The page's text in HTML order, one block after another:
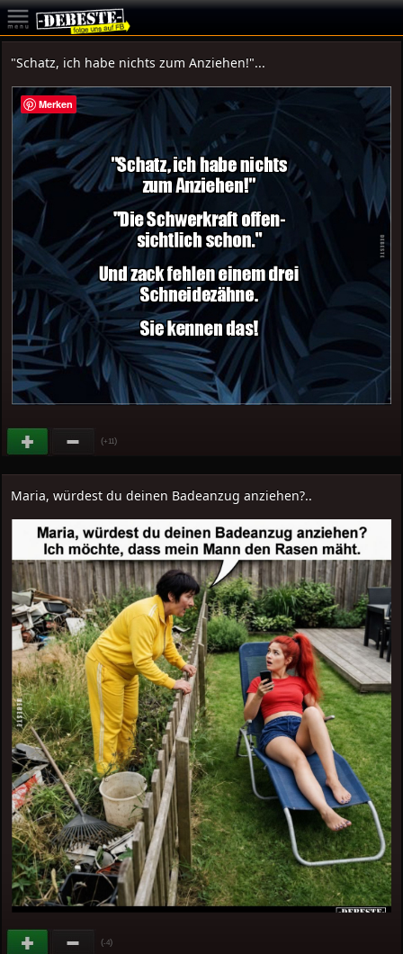
"Schatz, ich habe nichts zum Anziehen!"...
(+11)
Maria, würdest du deinen Badeanzug anziehen?..
(-4)
Merken